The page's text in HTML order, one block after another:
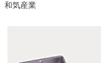
和気産業